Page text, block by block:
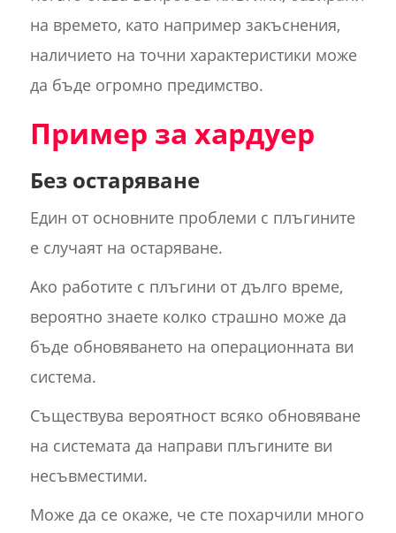
на времето, като например закъснения,
наличието на точни характеристики може
да бъде огромно предимство.
Пример за хардуер
Без остаряване
Един от основните проблеми с плъгините
е случаят на остаряване.
Ако работите с плъгини от дълго време,
вероятно знаете колко страшно може да
бъде обновяването на операционната ви
система.
Съществува вероятност всяко обновяване
на системата да направи плъгините ви
несъвместими.
Може да се окаже, че сте похарчили много